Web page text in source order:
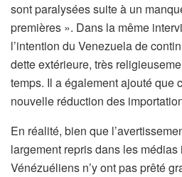
sont paralysées suite à un
premières ». Dans la même
l’intention du Venezuela de
dette extérieure, très
temps. Il a également ajouté que
nouvelle réduction des
En réalité, bien que
largement repris dans les
Vénézuéliens n’y ont pas prêté